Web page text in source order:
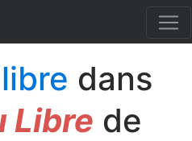
dans
Libre de